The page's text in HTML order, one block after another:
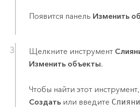
Появится панель Изменить
Щелкните инструмент
Изменить объекты.
Чтобы найти этот
Создатьили введите